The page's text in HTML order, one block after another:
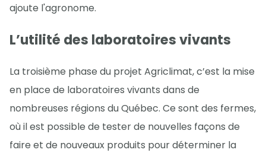
ajoute l'agronome.
L’utilité des laboratoires vivants
La troisième phase du projet Agriclimat, c’est la mise
en place de laboratoires vivants dans de
nombreuses régions du Québec. Ce sont des fermes,
où il est possible de tester de nouvelles façons de
faire et de nouveaux produits pour déterminer la